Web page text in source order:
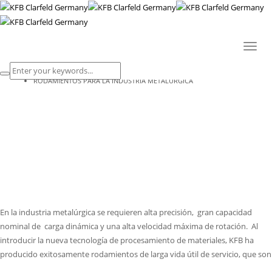
Toggle
HOME
RODAMIENTOS PARA LA INDUSTRIA METALÚRGICA
En la industria metalúrgica se requieren alta precisión, gran capacidad
nominal de carga dinámica y una alta velocidad máxima de rotación. Al
introducir la nueva tecnología de procesamiento de materiales, KFB ha
producido exitosamente rodamientos de larga vida útil de servicio, que son